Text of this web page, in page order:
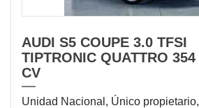
AUDI S5 COUPE 3.0 TFSI
TIPTRONIC QUATTRO 354
CV
Unidad Nacional, Único propietario,